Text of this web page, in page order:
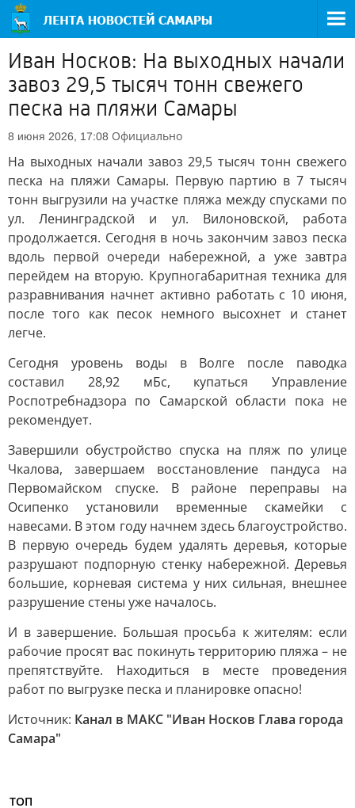
Иван Носков: На выходных начали
завоз 29,5 тысяч тонн свежего
песка на пляжи Самары
8 июня 2026, 17:08 Официально
На выходных начали завоз 29,5 тысяч тонн свежего
песка на пляжи Самары. Первую партию в 7 тысяч
тонн выгрузили на участке пляжа между спусками по
ул. Ленинградской и ул. Вилоновской, работа
продолжается. Сегодня в ночь закончим завоз песка
вдоль первой очереди набережной, а уже завтра
перейдем на вторую. Крупногабаритная техника для
разравнивания начнет активно работать с 10 июня,
после того как песок немного высохнет и станет
легче.
Сегодня уровень воды в Волге после паводка
составил 28,92 мБс, купаться Управление
Роспотребнадзора по Самарской области пока не
рекомендует.
Завершили обустройство спуска на пляж по улице
Чкалова, завершаем восстановление пандуса на
Первомайском спуске. В районе переправы на
Осипенко установили временные скамейки с
навесами. В этом году начнем здесь благоустройство.
В первую очередь будем удалять деревья, которые
разрушают подпорную стенку набережной. Деревья
большие, корневая система у них сильная, внешнее
разрушение стены уже началось.
И в завершение. Большая просьба к жителям: если
рабочие просят вас покинуть территорию пляжа – не
препятствуйте. Находиться в месте проведения
работ по выгрузке песка и планировке опасно!
Источник: Канал в МАКС "Иван Носков Глава города
Самара"
ТОП